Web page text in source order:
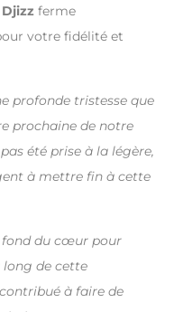
Djizzferme
votre fidélité et
profonde tristesse que
prochaine de notre
été prise à la légère,
à mettre fin à cette
fond du cœur pour
de cette
à faire de